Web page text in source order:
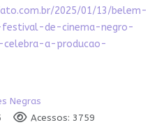
2025/01/13/belem-
de-cinema-negro-
a-producao-
Negras
Acessos: 3759